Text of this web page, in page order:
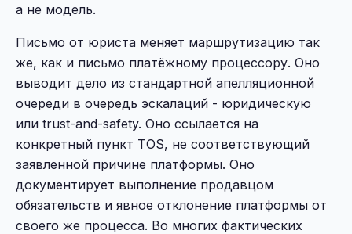
а не модель.
Письмо от юриста меняет маршрутизацию так
же, как и письмо платёжному процессору. Оно
выводит дело из стандартной апелляционной
очереди в очередь эскалаций - юридическую
или trust-and-safety. Оно ссылается на
конкретный пункт TOS, не соответствующий
заявленной причине платформы. Оно
документирует выполнение продавцом
обязательств и явное отклонение платформы от
своего же процесса. Во многих фактических